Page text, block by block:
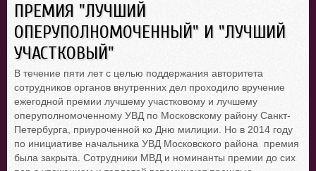
ПРЕМИЯ "ЛУЧШИЙ
ОПЕРУПОЛНОМОЧЕННЫЙ" И "ЛУЧШИЙ
УЧАСТКОВЫЙ"
В течение пяти лет с целью поддержания авторитета
сотрудников органов внутренних дел проходило вручение
ежегодной премии лучшему участковому и лучшему
оперуполномоченному УВД по Московскому району Санкт-
Петербурга, приуроченной ко Дню милиции. Но в 2014 году
по инициативе начальника УВД Московского района премия
была закрыта. Сотрудники МВД и номинанты премии до сих